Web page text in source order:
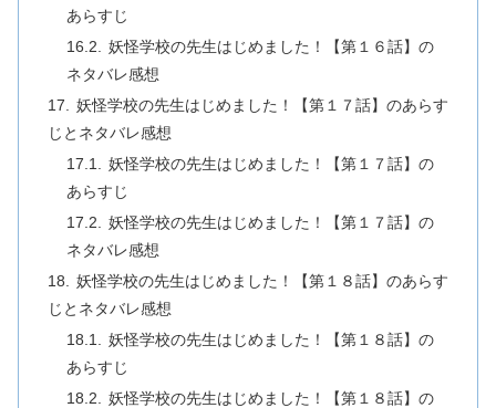
あらすじ
妖怪学校の先生はじめました！【第１６話】の
ネタバレ感想
妖怪学校の先生はじめました！【第１７話】のあらす
じとネタバレ感想
妖怪学校の先生はじめました！【第１７話】の
あらすじ
妖怪学校の先生はじめました！【第１７話】の
ネタバレ感想
妖怪学校の先生はじめました！【第１８話】のあらす
じとネタバレ感想
妖怪学校の先生はじめました！【第１８話】の
あらすじ
妖怪学校の先生はじめました！【第１８話】の